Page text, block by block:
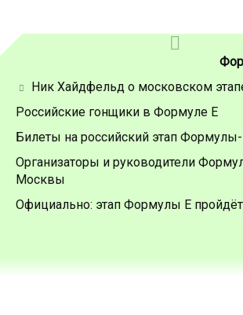
Ник Хайдфельд о московском
Российские гонщики в Формуле Е
Билеты на российский этап
Организаторы и руководители
Москвы
Официально: этап Формулы Е